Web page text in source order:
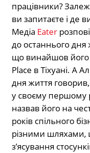
працівники?
ви запитаєте і де
Медіа Eater
до останнього дня
що винайшов його
Place в Тіхуані. А
дня життя
у своєму першому
назвав його на
років спільного
різними
з’ясування